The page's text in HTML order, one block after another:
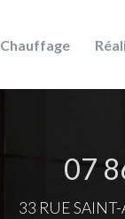
Chauffage
07
33 RUE